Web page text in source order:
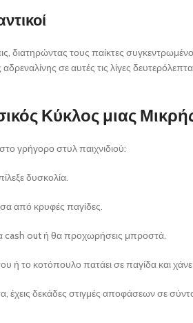
τους παίκτες
σε αυτές τις λίγες δευτερόλεπτα
Κύκλος μιας
γρήγορο στυλ παιχνιδιού:
δυσκολία.
από κρυφές παγίδες.
cash out ή θα προχωρήσεις μπροστά.
ή το κοτόπουλο πατάει σε παγίδα και
έχεις δεκάδες στιγμές αποφάσεων σε